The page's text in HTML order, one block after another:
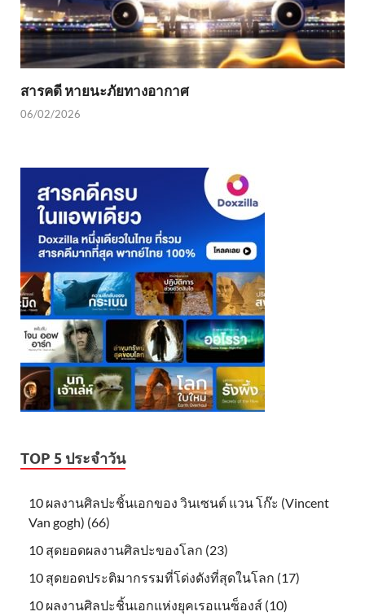
สารคดี หายนะภัยทางอากาศ
06/02/2026
TOP 5 ประจำวัน
10 ผลงานศิลปะชิ้นเอกของ วินเซนต์ แวน โก๊ะ (Vincent
Van gogh) (66)
10 สุดยอดผลงานศิลปะของโลก (23)
10 สุดยอดประติมากรรมที่โด่งดังที่สุดในโลก (17)
10 ผลงานศิลปะชิ้นเอกแห่งยุคเรอแนซ็องส์ (10)